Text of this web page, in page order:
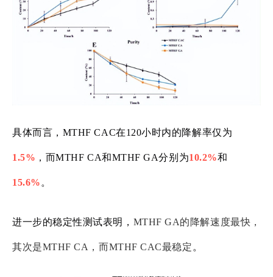
具体而言，MTHF CAC在120小时内的降解率仅为
1.5% ，而MTHF CA和MTHF GA分别为10.2%和
15.6% 。
进一步的稳定性测试表明， MTHF GA的降解速度最快，
其次是MTHF CA，而MTHF CAC最稳定 。